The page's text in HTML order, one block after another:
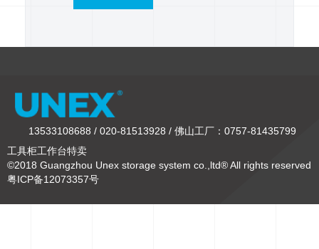
13533108688 / 020-81513928 / 佛山工厂：0757-81435799
工具柜工作台特卖
©2018 Guangzhou Unex storage system co.,ltd® All rights reserved
粤ICP备12073357号